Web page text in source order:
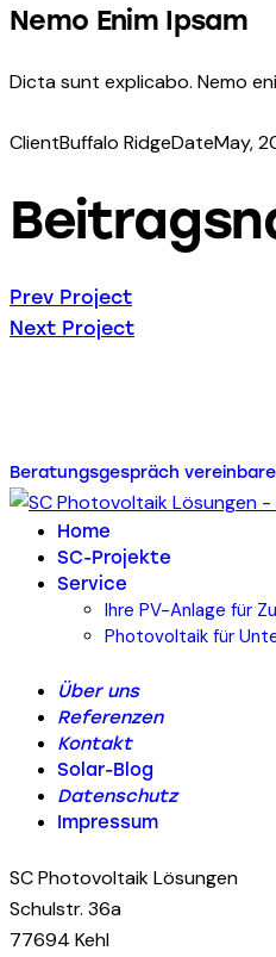
Nemo Enim Ipsam
Dicta sunt explicabo. Nemo
ClientBuffalo RidgeDateMay,
Prev Project
Next Project
Beratungsgespräch
Home
SC-Projekte
Service
Ihre PV-Anlage für
Photovoltaik für
Über uns
Referenzen
Kontakt
Solar-Blog
Datenschutz
Impressum
SC Photovoltaik Lösungen
Schulstr. 36a
77694 Kehl